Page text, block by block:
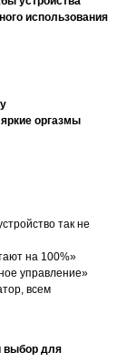
использования
оргазмы
так не
на 100%»
управление»
всем
выбор для